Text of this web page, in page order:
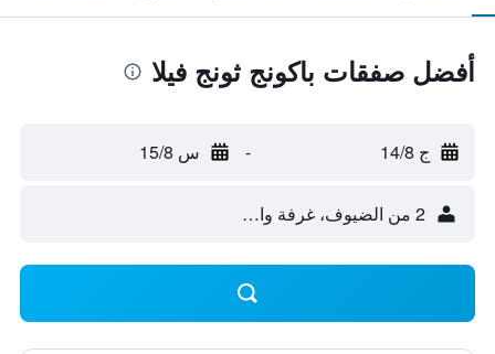
أفضل صفقات باكونج ثونج فيلا
ج 14/8 - س 15/8
2 من الضيوف، غرفة واحدة